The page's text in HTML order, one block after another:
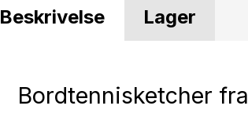
Beskrivelse Lager
Bordtennisketcher fra